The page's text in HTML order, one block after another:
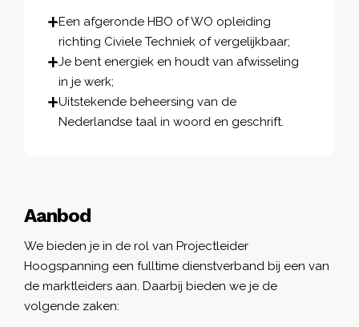
Aanbod
We bieden je in de rol van Projectleider
Hoogspanning een fulltime dienstverband bij een van
de marktleiders aan. Daarbij bieden we je de
volgende zaken:
Een afgeronde HBO of WO opleiding
richting Civiele Techniek of vergelijkbaar;
Je bent energiek en houdt van afwisseling
in je werk;
Uitstekende beheersing van de
Nederlandse taal in woord en geschrift.